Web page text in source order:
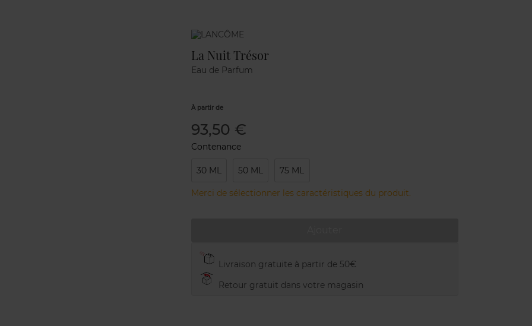
Marque
La Nuit Trésor
Eau de Parfum
À partir de
93,50 €
Contenance
30 ML 50 ML 75 ML
Merci de sélectionner les caractéristiques du produit.
Livraison gratuite à partir de 50€
Retour gratuit dans votre magasin